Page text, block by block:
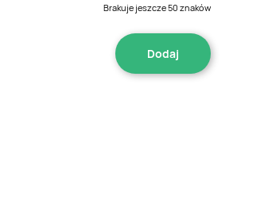
Brakuje jeszcze50 znaków